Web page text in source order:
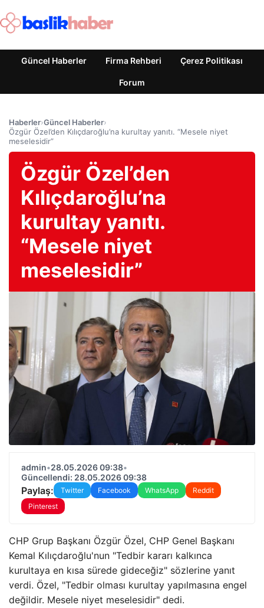
Güncel Haberler Firma Rehberi Çerez Politikası
Forum
Haberler›Güncel Haberler›
Özgür Özel’den Kılıçdaroğlu’na kurultay yanıtı. “Mesele niyet
meselesidir”
Özgür Özel’den
Kılıçdaroğlu’na
kurultay yanıtı.
“Mesele niyet
meselesidir”
admin•28.05.2026 09:38•
Güncellendi: 28.05.2026 09:38
Paylaş: Twitter Facebook WhatsApp
Reddit
Pinterest
CHP Grup Başkanı Özgür Özel, CHP Genel Başkanı
Kemal Kılıçdaroğlu'nun "Tedbir kararı kalkınca
kurultaya en kısa sürede gideceğiz" sözlerine yanıt
verdi. Özel, "Tedbir olması kurultay yapılmasına engel
değildir. Mesele niyet meselesidir" dedi.